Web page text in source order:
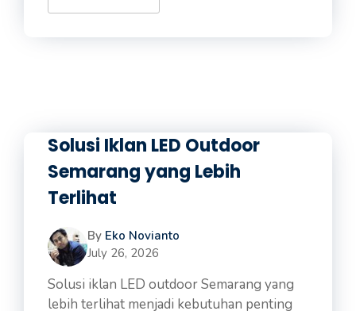
Solusi Iklan LED Outdoor
Semarang yang Lebih
Terlihat
By Eko Novianto
July 26, 2026
Solusi iklan LED outdoor Semarang yang
lebih terlihat menjadi kebutuhan penting